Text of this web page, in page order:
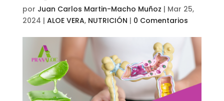
por Juan Carlos Martin-Macho Muñoz | Mar 25,
2024 | ALOE VERA, NUTRICIÓN | 0 Comentarios